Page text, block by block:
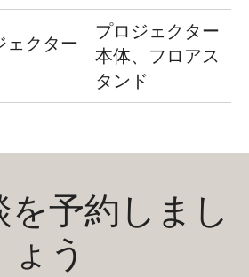
ェクター
プロジェクター
本体、フロアス
タンド
予約しまし
ょう